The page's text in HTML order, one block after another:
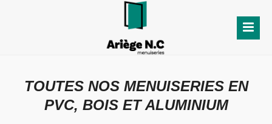
TOUTES NOS MENUISERIES EN
PVC, BOIS ET ALUMINIUM